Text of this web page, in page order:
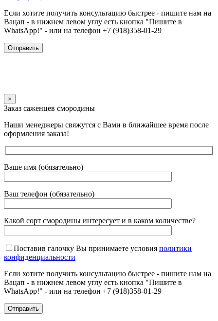
Если хотите получить консультацию быстрее - пишите нам на
Вацап - в нижнем левом углу есть кнопка "Пишите в
WhatsApp!" - или на телефон +7 (918)358-01-29
×
Заказ саженцев смородины
Наши менеджеры свяжутся с Вами в ближайшее время после
оформления заказа!
Ваше имя (обязательно)
Ваш телефон (обязательно)
Какой сорт смородины интересует и в каком количестве?
Поставив галочку Вы принимаете условия политики
конфиденциальности
Если хотите получить консультацию быстрее - пишите нам на
Вацап - в нижнем левом углу есть кнопка "Пишите в
WhatsApp!" - или на телефон +7 (918)358-01-29